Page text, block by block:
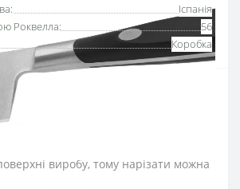
Іспанія
Роквелла:
56
Коробка
для кухні, альтернатива шеф-ножу
та легкості рукоятки японського
виробу, тому нарізати можна